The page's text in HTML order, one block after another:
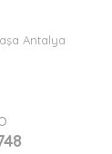
Antalya